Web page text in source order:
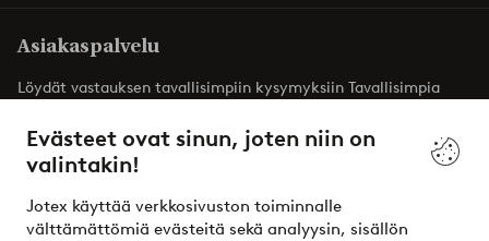
Evästeet ovat sinun, joten niin on
valintakin!
Jotex käyttää verkkosivuston toiminnalle
välttämättömiä evästeitä sekä analyysin, sisällön
Asiakaspalvelu
Löydät vastauksen tavallisimpiin kysymyksiin Tavallisimpia
Asiakaspalvelu